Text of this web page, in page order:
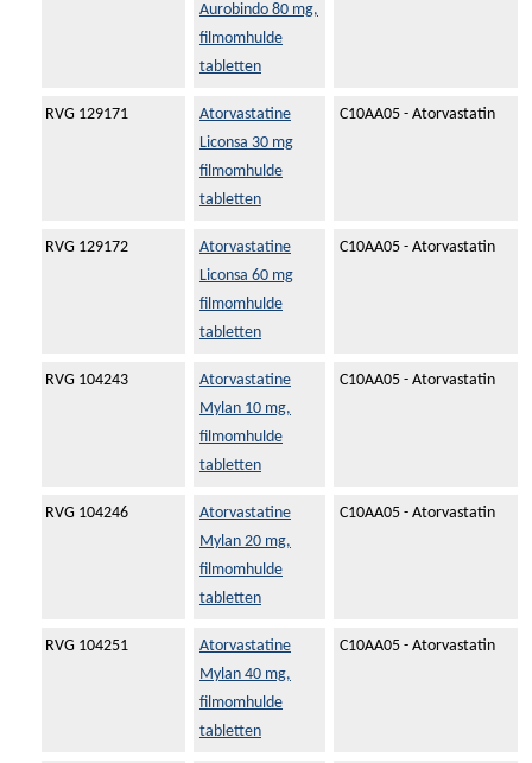
Aurobindo 80 mg,
filmomhulde
tabletten
RVG 129171
Atorvastatine
Liconsa 30 mg
filmomhulde
tabletten
C10AA05 - Atorvastatin
RVG 129172
Atorvastatine
Liconsa 60 mg
filmomhulde
tabletten
C10AA05 - Atorvastatin
RVG 104243
Atorvastatine
Mylan 10 mg,
filmomhulde
tabletten
C10AA05 - Atorvastatin
RVG 104246
Atorvastatine
Mylan 20 mg,
filmomhulde
tabletten
C10AA05 - Atorvastatin
RVG 104251
Atorvastatine
Mylan 40 mg,
filmomhulde
tabletten
C10AA05 - Atorvastatin